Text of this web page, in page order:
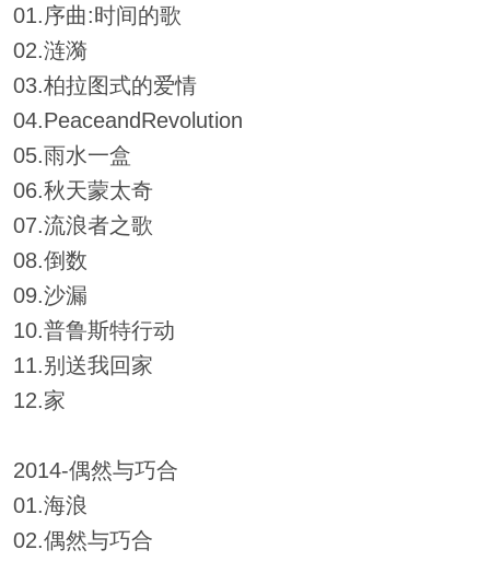
01.序曲:时间的歌
02.涟漪
03.柏拉图式的爱情
04.PeaceandRevolution
05.雨水一盒
06.秋天蒙太奇
07.流浪者之歌
08.倒数
09.沙漏
10.普鲁斯特行动
11.别送我回家
12.家
2014-偶然与巧合
01.海浪
02.偶然与巧合